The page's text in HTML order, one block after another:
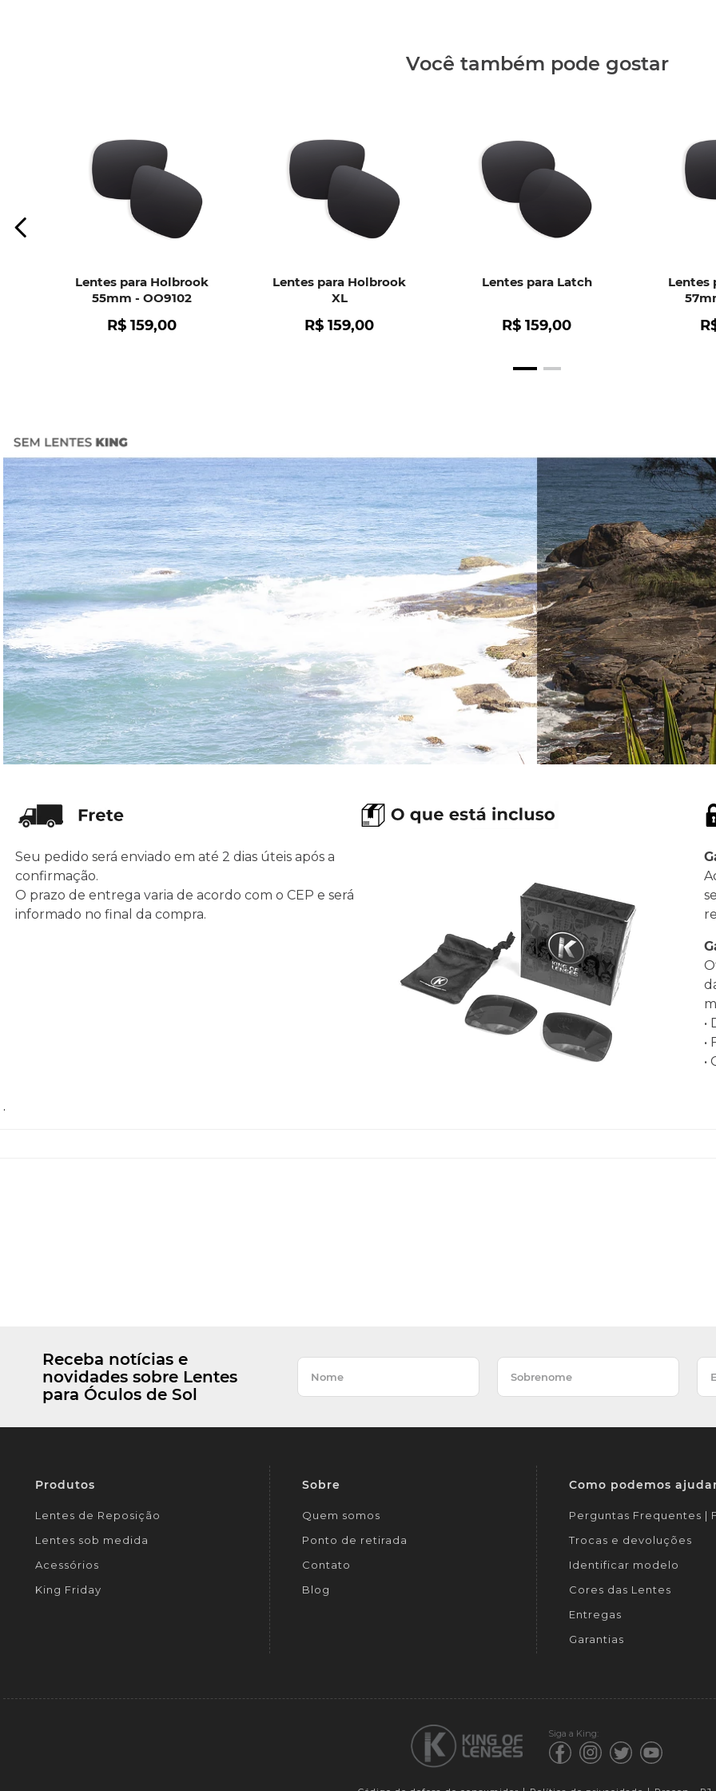
Você também pode gostar
Lentes para Holbrook
55mm - OO9102
R$ 159,00
Lentes para Holbrook
XL
R$ 159,00
Lentes para Latch
R$ 159,00
Lentes
Seu pedido será enviado em até 2 dias úteis após a
confirmação.
O prazo de entrega varia de acordo com o CEP e será
informado no final da compra.
•
•
•
.
Receba notícias e
novidades sobre Lentes
para Óculos de Sol
Produtos
Lentes de Reposição
Lentes sob medida
Acessórios
King Friday
Sobre
Quem somos
Ponto de retirada
Contato
Blog
Como podemos
Perguntas Frequentes |
Trocas e devoluções
Identificar modelo
Cores das Lentes
Entregas
Garantias
Siga a King: